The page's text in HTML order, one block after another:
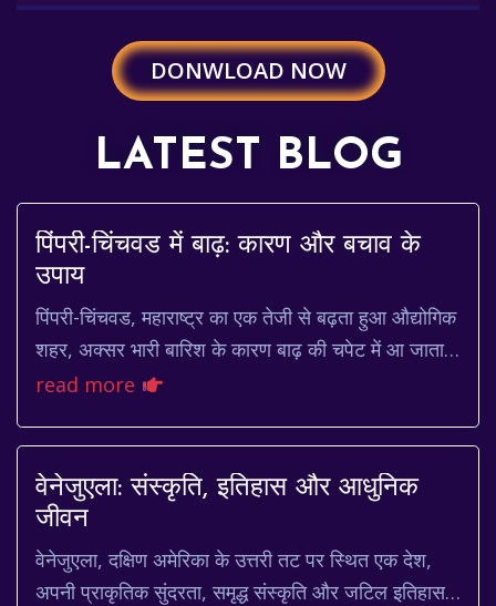
DONWLOAD NOW
LATEST BLOG
पिंपरी-चिंचवड में बाढ़: कारण और बचाव के
उपाय
पिंपरी-चिंचवड, महाराष्ट्र का एक तेजी से बढ़ता हुआ औद्योगिक
शहर, अक्सर भारी बारिश के कारण बाढ़ की चपेट में आ जाता
है। यह एक गंभीर समस्या है जो न केवल स...
read more
वेनेजुएला: संस्कृति, इतिहास और आधुनिक
जीवन
वेनेजुएला, दक्षिण अमेरिका के उत्तरी तट पर स्थित एक देश,
अपनी प्राकृतिक सुंदरता, समृद्ध संस्कृति और जटिल इतिहास